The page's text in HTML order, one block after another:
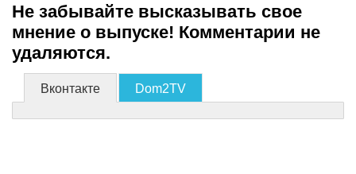
Не забывайте высказывать свое
мнение о выпуске! Комментарии не
удаляются.
Вконтакте Dom2TV